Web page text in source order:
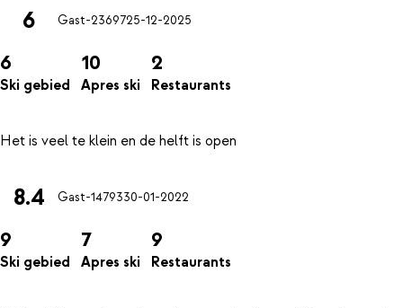
6 Gast-2369725-12-2025
6
Ski gebied
10
Apres ski
2
Restaurants
8.4 Gast-1479330-01-2022
9
Ski gebied
7
Apres ski
9
Restaurants